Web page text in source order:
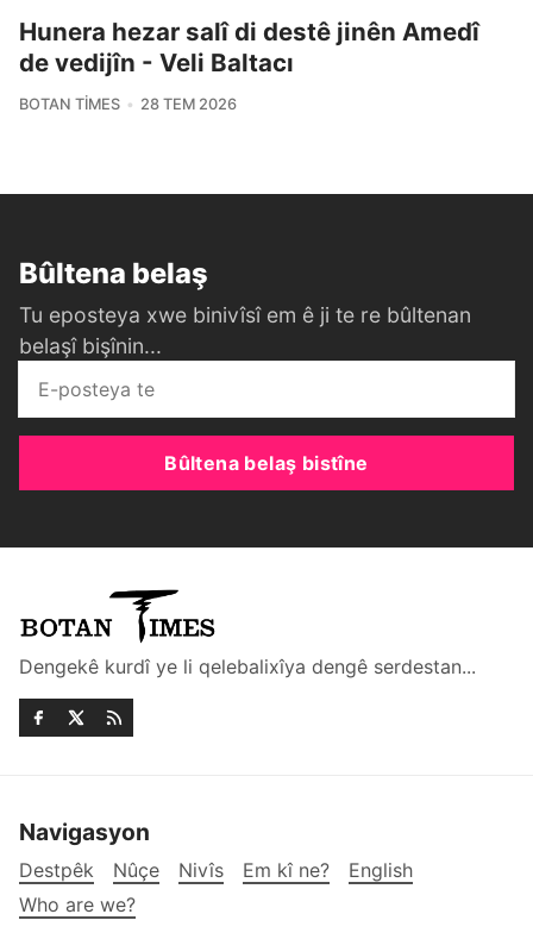
Hunera hezar salî di destê jinên Amedî
de vedijîn - Veli Baltacı
BOTAN TIMES 28 TEM 2026
Bûltena belaş
Tu eposteya xwe binivîsî em ê ji te re bûltenan
belaşî bişînin...
Bûltena belaş bistîne
Dengekê kurdî ye li qelebalixîya dengê serdestan...
Navigasyon
Destpêk Nûçe Nivîs Em kî ne?
English
Who are we?